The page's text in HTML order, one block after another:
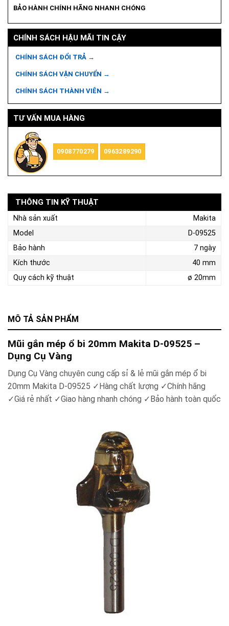
BẢO HÀNH CHÍNH HÃNG NHANH CHÓNG
CHÍNH SÁCH HẬU MÃI TIN CẬY
CHÍNH SÁCH ĐỔI TRẢ →
CHÍNH SÁCH VẬN CHUYỂN →
CHÍNH SÁCH THÀNH VIÊN →
TƯ VẤN MUA HÀNG
0908770279 0963289290
MÔ TẢ SẢN PHẨM
Mũi gắn mép ổ bi 20mm Makita D-09525 –
Dụng Cụ Vàng
Dụng Cụ Vàng chuyên cung cấp sỉ & lẻ mũi gắn mép ổ bi
20mm Makita D-09525 ✓ Hàng chất lượng ✓Chính hãng
✓Giá rẻ nhất ✓Giao hàng nhanh chóng ✓ Bảo hành toàn quốc
THÔNG TIN KỸ THUẬT
Nhà sản xuất
Makita
Model
D-09525
Bảo hành
7 ngày
Kích thước
40 mm
Quy cách kỹ thuật
ø 20mm